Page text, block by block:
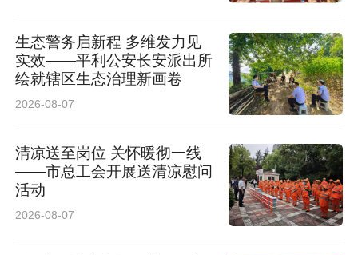
生态警务启新程 多维发力见
实效——平利公安长安派出所
绘就辖区生态治理新画卷
2026-08-07
清凉送至岗位 关怀暖彻一线
——市总工会开展送清凉慰问
活动
2026-08-07